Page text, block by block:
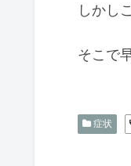
しかし
そこで
症状